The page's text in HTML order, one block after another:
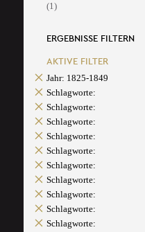
(1)
ERGEBNISSE FILTERN
AKTIVE FILTER
Jahr: 1825-1849
Schlagworte:
Schlagworte:
Schlagworte:
Schlagworte:
Schlagworte:
Schlagworte:
Schlagworte:
Schlagworte:
Schlagworte:
Schlagworte: